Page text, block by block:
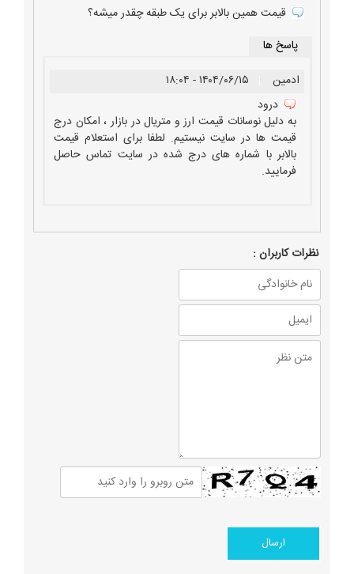
قیمت همین بالابر برای یک طبقه چقدر میشه؟
پاسخ ها
ادمین
۱۴۰۴/۰۶/۱۵ - ۱۸:۰۴
درود
به دلیل نوسانات قیمت ارز و متریال در بازار ، امکان درج
قیمت ها در سایت نیستیم. لطفا برای استعلام قیمت
بالابر با شماره های درج شده در سایت تماس حاصل
فرمایید.
نظرات كاربران :